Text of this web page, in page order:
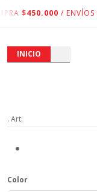
$450.000 / ENVÍOS
INICIO
. Art:
Color